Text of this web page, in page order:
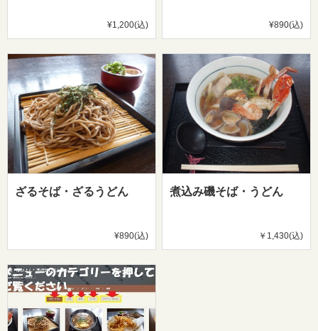
¥1,200(込) ¥890(込)
ざるそば・ざるうどん
¥890(込)
煮込み磯そば・うどん
￥1,430(込)